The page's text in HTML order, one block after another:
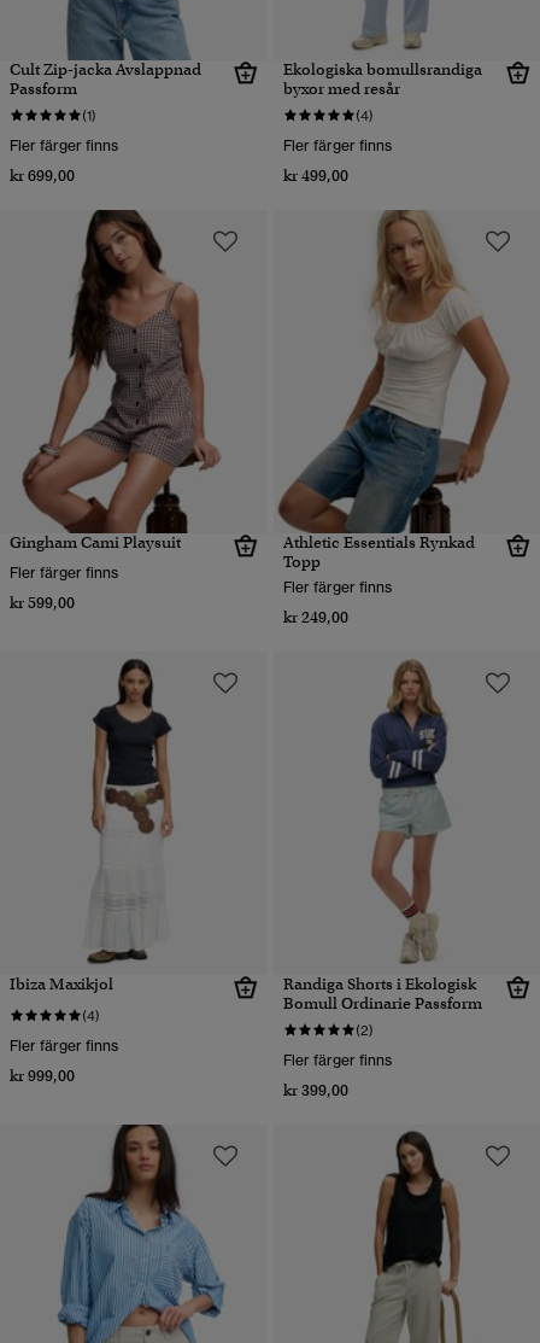
Cult Zip-jacka Avslappnad
Passform
(1)
Fler färger finns
kr 699,00
Ekologiska bomullsrandiga
byxor med resår
(4)
Fler färger finns
kr 499,00
Gingham Cami Playsuit
Fler färger finns
kr 599,00
Athletic Essentials Rynkad
Topp
Fler färger finns
kr 249,00
Ibiza Maxikjol
(4)
Fler färger finns
kr 999,00
Randiga Shorts i Ekologisk
Bomull Ordinarie Passform
(2)
Fler färger finns
kr 399,00